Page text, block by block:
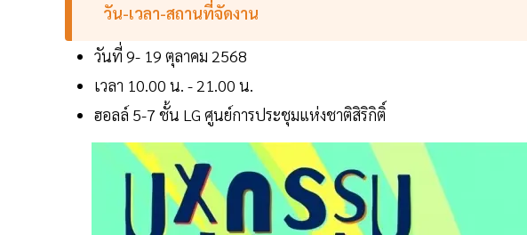
วัน-เวลา-สถานที่จัดงาน
วันที่ 9- 19 ตุลาคม 2568
เวลา 10.00 น. - 21.00 น.
ฮอลล์ 5-7 ชั้น LG ศูนย์การประชุมแห่งชาติสิริกิติ์